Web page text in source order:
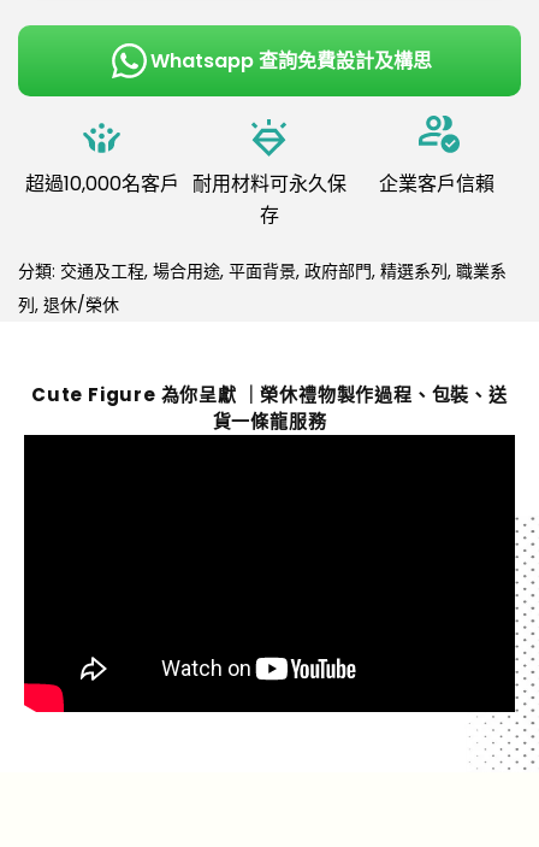
Whatsapp 查詢免費設計及構思
超過10,000名客戶 耐用材料可永久保
存
企業客戶信賴
分類: 交通及工程, 場合用途, 平面背景, 政府部門, 精選系列, 職業系
列, 退休/榮休
Cute Figure 為你呈獻 ｜榮休禮物製作過程、包裝、送
貨一條龍服務